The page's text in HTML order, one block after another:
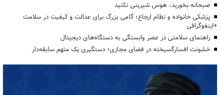
صبحانه بخورید، هوس شیرینی نکنید
پزشکی خانواده و نظام ارجاع؛ گامی بزرگ برای عدالت و کیفیت در سلامت
+اینفوگرافی
راهنمای سلامتی در عصر وابستگی به دستگاه‌های دیجیتال
خشونت افسارگسیخته در فضای مجازی؛ دستگیری یک متهم سابقه‌دار